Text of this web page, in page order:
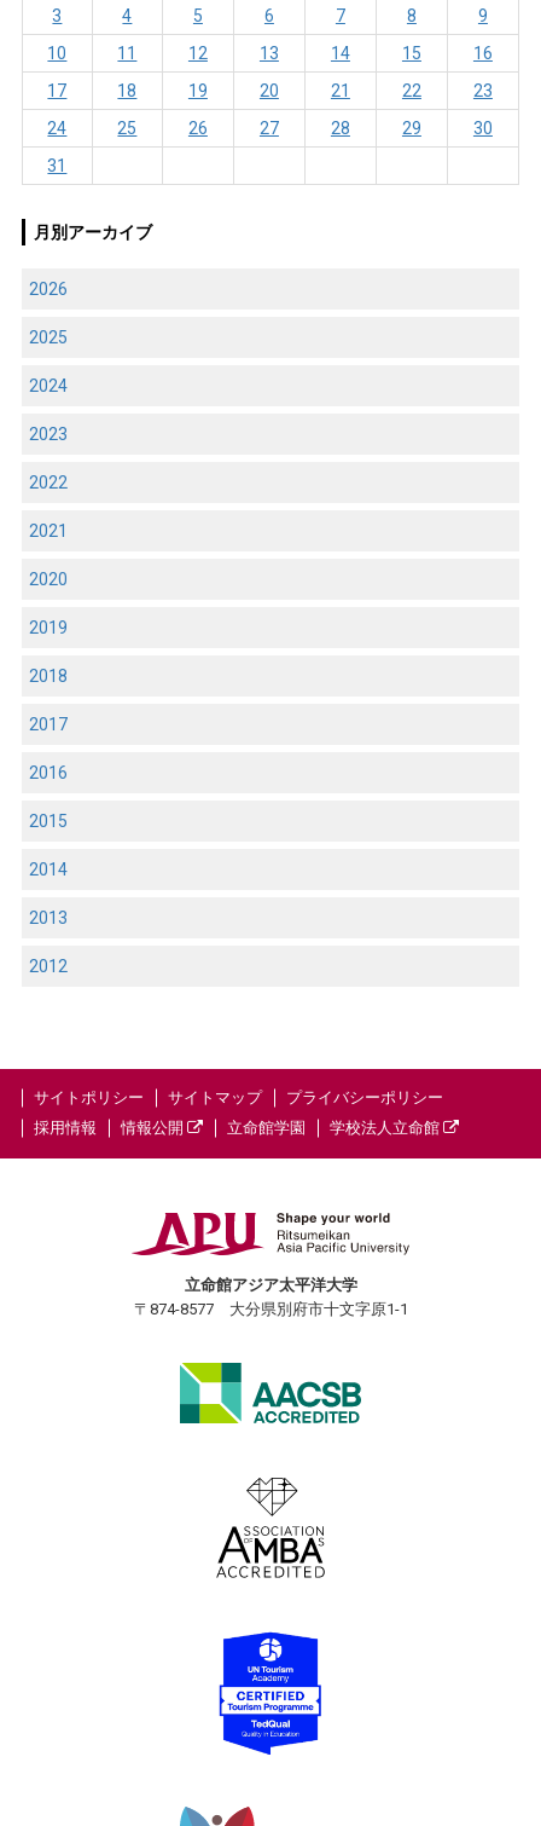
3
4 5 6 7 8
9
10
11 12 13 14 15
16
17
18 19 20 21 22
23
24
25 26 27 28 29
30
31
月別アーカイブ
2026
2025
2024
2023
2022
2021
2020
2019
2018
2017
2016
2015
2014
2013
2012
サイトポリシー サイトマップ
プライバシーポリシー
採用情報
情報公開 立命館学園 学校法人立命館
立命館アジア太平洋大学
〒874-8577 大分県別府市十文字原1-1